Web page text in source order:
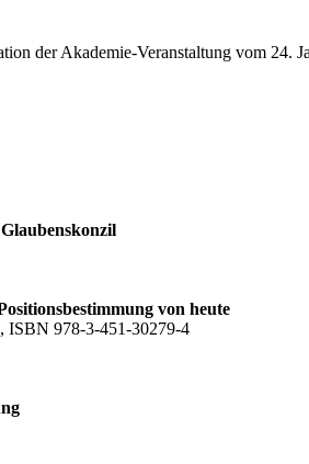
der Akademie-Veranstaltung vom 24.
von heute
ISBN 978-3-451-30279-4